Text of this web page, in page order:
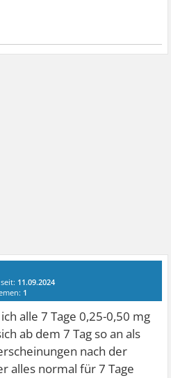
seit: 11.09.2024
1
alle 7 Tage 0,25-0,50 mg
ab dem 7 Tag so an als
nach der
alles normal für 7 Tage